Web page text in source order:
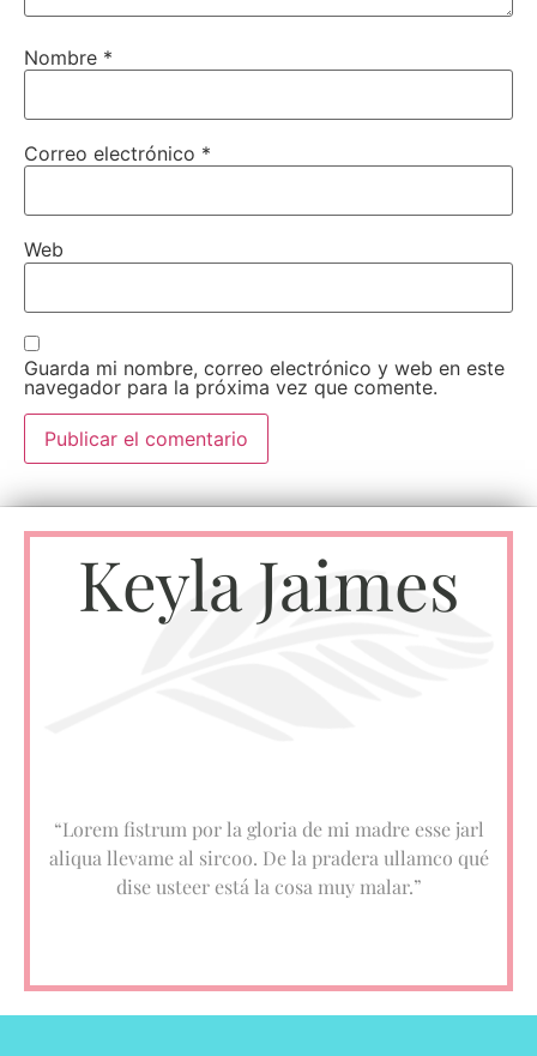
Nombre *
Correo electrónico *
Web
Guarda mi nombre, correo electrónico y web en este
navegador para la próxima vez que comente.
Keyla Jaimes
“Lorem fistrum por la gloria de mi madre esse jarl
aliqua llevame al sircoo. De la pradera ullamco qué
dise usteer está la cosa muy malar.”